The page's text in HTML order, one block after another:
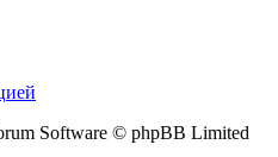
ией
Software © phpBB Limited